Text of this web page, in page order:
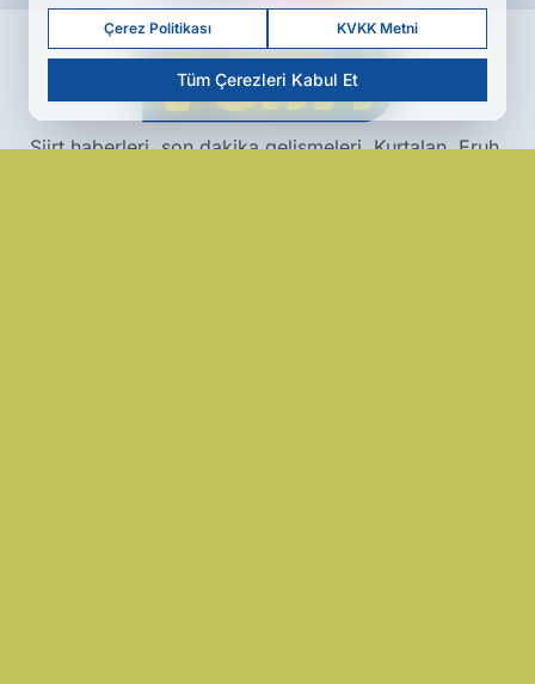
Siirt haberleri, son dakika gelişmeleri, Kurtalan, Eruh,
Çerez Politikası KVKK Metni
Tüm Çerezleri Kabul Et